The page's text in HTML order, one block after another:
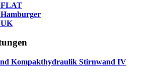
FLAT
Kompakthydraulik Stirnwand IV